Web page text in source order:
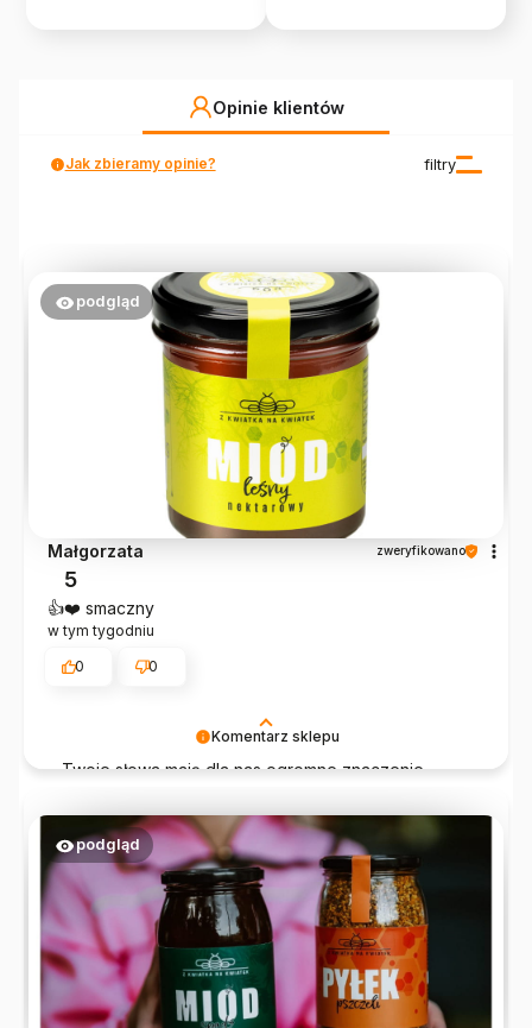
Opinie klientów
filtry
Jak zbieramy opinie?
Komentarz sklepu
Twoje słowa mają dla nas ogromne znaczenie.
będą gościć u Ciebie częściej!
podgląd
Małgorzata zweryfikowano
5
👍️❤️ smaczny
w tym tygodniu
0
0
podgląd